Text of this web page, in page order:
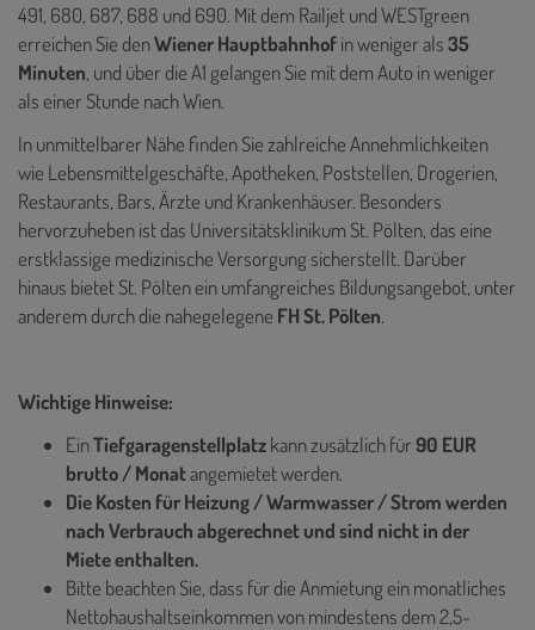
491, 680, 687, 688 und 690. Mit dem Railjet und WESTgreen
erreichen Sie denWiener Hauptbahnhofin weniger als35
Minuten, und über die A1 gelangen Sie mit dem Auto in weniger
als einer Stunde nach Wien.
In unmittelbarer Nähe finden Sie zahlreiche Annehmlichkeiten
wie Lebensmittelgeschäfte, Apotheken, Poststellen, Drogerien,
Restaurants, Bars, Ärzte und Krankenhäuser. Besonders
hervorzuheben ist das Universitätsklinikum St. Pölten, das eine
erstklassige medizinische Versorgung sicherstellt. Darüber
hinaus bietet St. Pölten ein umfangreiches Bildungsangebot, unter
anderem durch die nahegelegene FH St. Pölten.
Wichtige Hinweise:
EinTiefgaragenstellplatzkann zusätzlich für90 EUR
brutto / Monatangemietet werden.
Die Kosten für Heizung / Warmwasser / Strom werden
nach Verbrauch abgerechnet und sind nicht in der
Miete enthalten.
Bitte beachten Sie, dass für die Anmietung ein monatliches
Nettohaushaltseinkommen von mindestens dem 2,5-